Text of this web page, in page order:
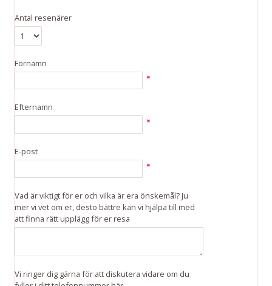
Antal resenärer
Förnamn
Efternamn
E-post
Vad är viktigt för er och vilka är era önskemål? Ju
mer vi vet om er, desto bättre kan vi hjälpa till med
att finna rätt upplägg för er resa
Vi ringer dig gärna för att diskutera vidare om du